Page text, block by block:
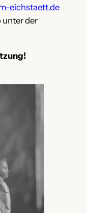
eichstaett.de
unter der